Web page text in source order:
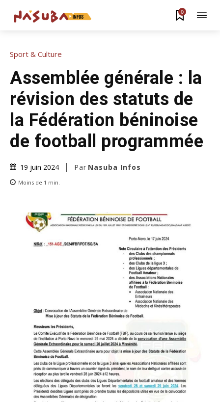
0
Sport & Culture
Assemblée générale : la
révision des statuts de
la Fédération béninoise
de football programmée
19 juin 2024 Par Nasuba Infos
Moins de 1 min.